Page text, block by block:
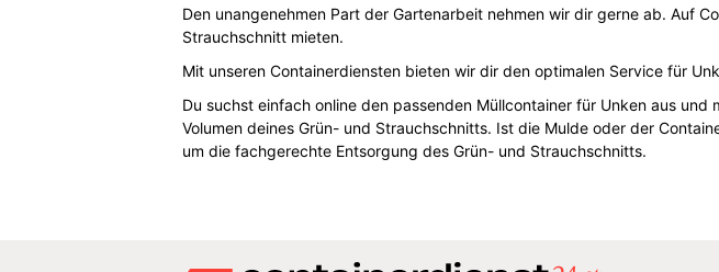
Den unangenehmen Part der Gartenarbeit nehmen wir dir gerne ab. Auf
Strauchschnitt mieten.
Mit unseren Containerdiensten bieten wir dir den optimalen Service für
Du suchst einfach online den passenden Müllcontainer für Unken aus
Volumen deines Grün- und Strauchschnitts. Ist die Mulde oder der
um die fachgerechte Entsorgung des Grün- und Strauchschnitts.